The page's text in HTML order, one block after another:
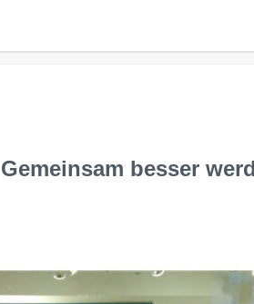
besser